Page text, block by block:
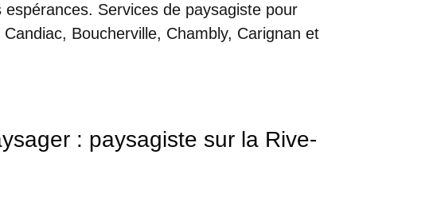
Services de paysagiste pour
Boucherville, Chambly, Carignan et
: paysagiste sur la Rive-